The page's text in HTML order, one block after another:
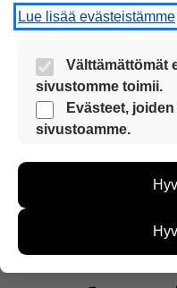
herättävät ihmisissä
Monet vapaaehtoiset
Lue lisää evästeistämme
Välttämättömät
sivustomme toimii.
Nämä evästeet ovat
sivustoamme voi
Evästeet,
sivustoamme.
kehittää
kävijämääristä ja
miten sivuilla